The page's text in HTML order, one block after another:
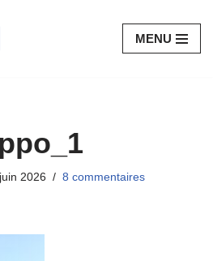
MENU
2026 8 commentaires